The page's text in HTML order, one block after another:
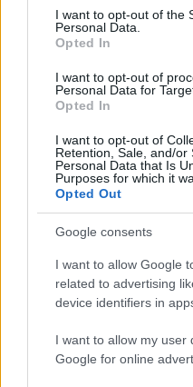
consent section.
I want to opt-out of the
Personal Data.
Opted In
I want to opt-out of
Personal Data for
Opted In
I want to opt-out of
Retention, Sale, and/or
Personal Data that Is
Purposes for which it
Opted Out
Google consents
I want to allow Google
related to advertising
device identifiers in
I want to allow my user
Google for online